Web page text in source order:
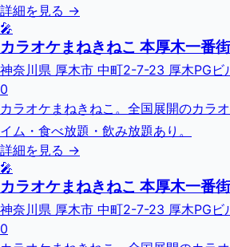
詳細を見る →
🎤
カラオケまねきねこ 本厚木一番
神奈川県 厚木市 中町2-7-23 厚木PGビ
0
カラオケまねきねこ。全国展開のカラ
イム・食べ放題・飲み放題あり。
詳細を見る →
🎤
カラオケまねきねこ 本厚木一番
神奈川県 厚木市 中町2-7-23 厚木PGビ
0